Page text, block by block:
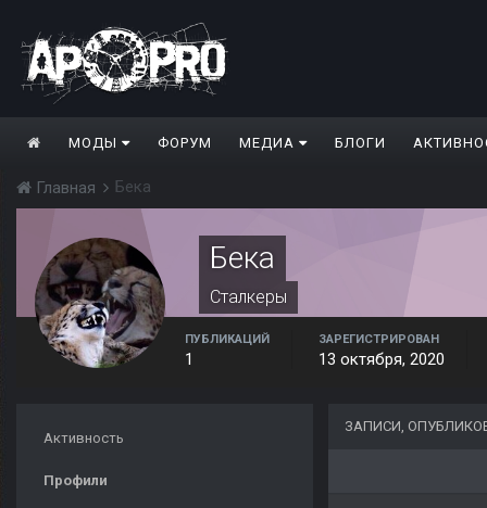
МОДЫ ФОРУМ МЕДИА БЛОГИ
Главная Бека
Бека
Сталкеры
ПУБЛИКАЦИЙ
1
ЗАРЕГИСТРИРОВАН
13 октября, 2020
Активность
Профили
ЗАПИСИ,